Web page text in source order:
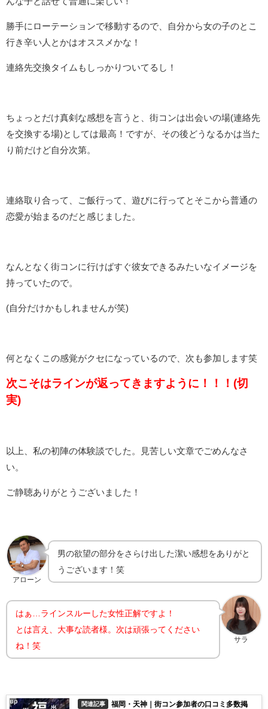
勝手にローテーションで移動するので、自分から女の子のとこ
行き辛い人とかはオススメかな！
連絡先交換タイムもしっかりついてるし！
ちょっとだけ真剣な感想を言うと、街コンは出会いの場(連絡先
を交換する場)としては最高！ですが、その後どうなるかは当た
り前だけど自分次第。
連絡取り合って、ご飯行って、遊びに行ってとそこから普通の
恋愛が始まるのだと感じました。
なんとなく街コンに行けばすぐ彼女できるみたいなイメージを
持っていたので。
(自分だけかもしれませんが笑)
何となくこの感覚がクセになっているので、次も参加します笑
次こそはラインが返ってきますように！！！(切
実)
以上、私の初陣の体験談でした。見苦しい文章でごめんなさ
い。
ご静聴ありがとうございました！
アローン
男の欲望の部分をさらけ出した潔い感想をありがと
うございます！笑
サラ
はぁ…ラインスルーした女性正解ですよ！
とは言え、大事な読者様。次は頑張ってください
ね！笑
関連記事
福岡・天神｜街コン参加者の口コミ多数掲